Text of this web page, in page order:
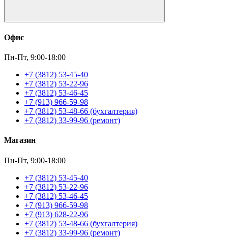
Офис
Пн-Пт, 9:00-18:00
+7 (3812) 53-45-40
+7 (3812) 53-22-96
+7 (3812) 53-46-45
+7 (913) 966-59-98
+7 (3812) 53-48-66 (бухгалтерия)
+7 (3812) 33-99-96 (ремонт)
Магазин
Пн-Пт, 9:00-18:00
+7 (3812) 53-45-40
+7 (3812) 53-22-96
+7 (3812) 53-46-45
+7 (913) 966-59-98
+7 (913) 628-22-96
+7 (3812) 53-48-66 (бухгалтерия)
+7 (3812) 33-99-96 (ремонт)